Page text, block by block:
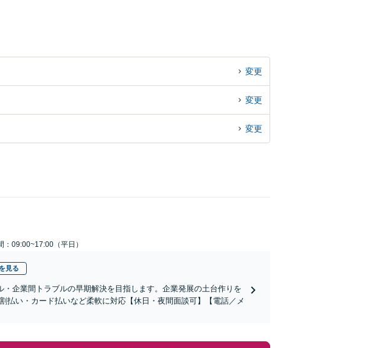
変更
変更
変更
：09:00~17:00（平日）
見る
・企業間トラブルの早期解決を目指します。企業発展の土台作りを
払い・カード払いなど柔軟に対応【休日・夜間面談可】【電話／メ